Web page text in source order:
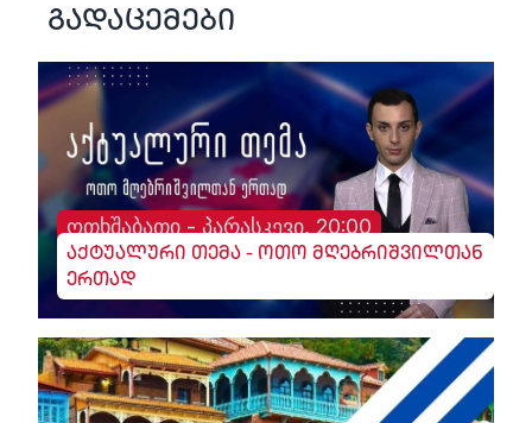
გადაცემები
ოთხშაბათი - პარასკევი, 20:00
აქტუალური თემა - ოთო მღებრიშვილთან
ერთად